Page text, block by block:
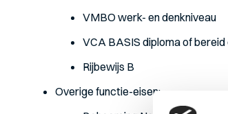
VMBO werk- en denkniveau
VCA BASIS diploma of
Rijbewijs B
Overige functie-eisen: